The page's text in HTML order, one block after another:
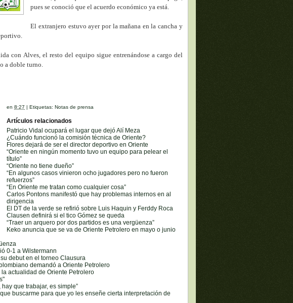
pues se conoció que el acuerdo económico ya está.
El extranjero estuvo ayer por la mañana en la cancha y
con Alves, el resto del equipo sigue entrenándose a cargo del
a doble turno.
en8:27 |Etiquetas:Notas de prensa
Artículos relacionados
Patricio Vidal ocupará el lugar que dejó Alí Meza
¿Cuándo funcionó la comisión técnica de Oriente?
Flores dejará de ser el director deportivo en Oriente
“Oriente en ningún momento tuvo un equipo para pelear el
título”
“Oriente no tiene dueño”
“En algunos casos vinieron ocho jugadores pero no fueron
refuerzos”
“En Oriente me tratan como cualquier cosa”
Carlos Pontons manifestó que hay problemas internos en al
dirigencia
El DT de la verde se refirió sobre Luis Haquin y Ferddy Roca
Clausen definirá si el tico Gómez se queda
“Traer un arquero por dos partidos es una vergüenza”
Keko anuncia que se va de Oriente Petrolero en mayo o junio
0-1 a Wilstermann
debut en el torneo Clausura
demandó a Oriente Petrolero
actualidad de Oriente Petrolero
que trabajar, es simple”
buscarme para que yo les enseñe cierta interpretación de